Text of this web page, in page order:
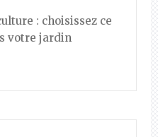
: choisissez ce
votre jardin